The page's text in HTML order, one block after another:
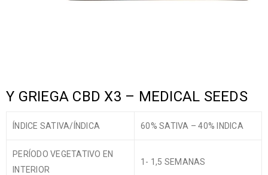
Y GRIEGA CBD X3 – MEDICAL SEEDS
ÍNDICE SATIVA/ÍNDICA 60% SATIVA – 40% INDICA
PERÍODO VEGETATIVO EN
INTERIOR
1- 1,5 SEMANAS